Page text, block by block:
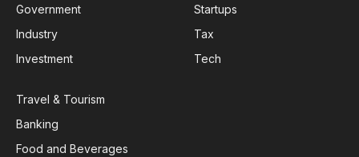
Government
Industry
Investment
Startups
Tax
Tech
Travel & Tourism
Banking
Food and Beverages